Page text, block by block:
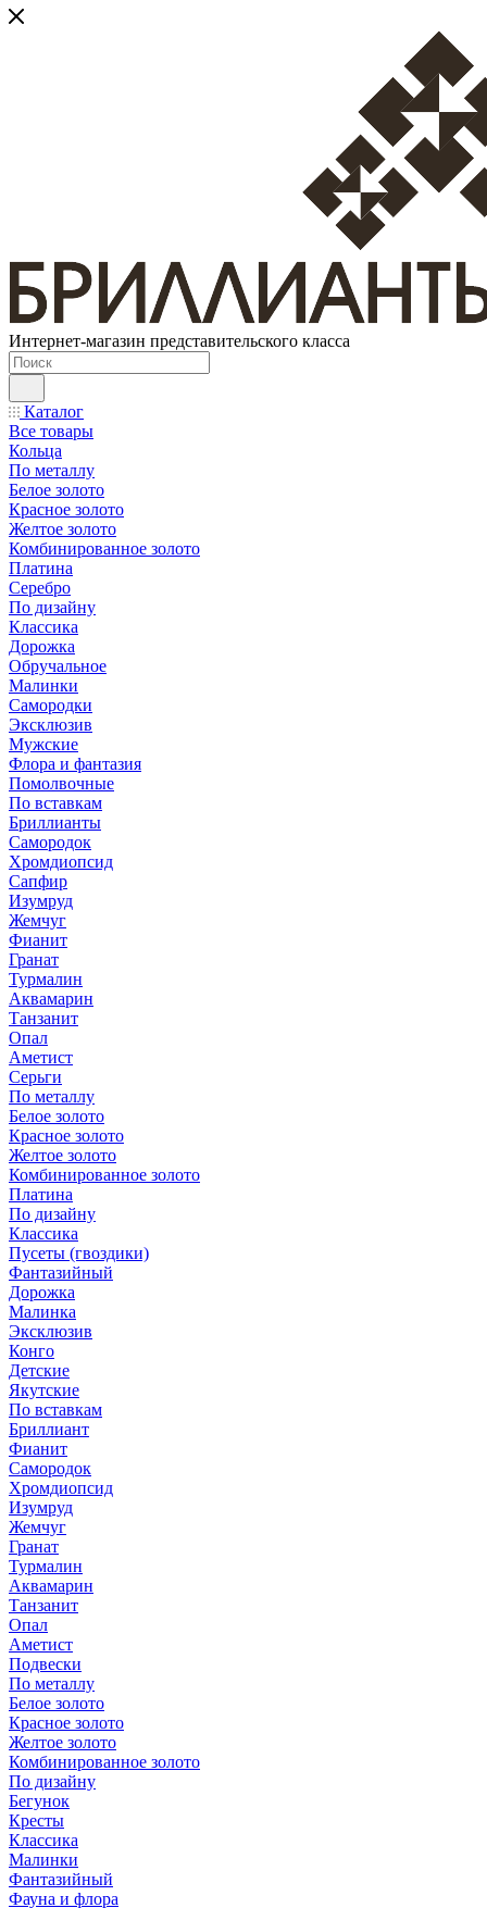
Интернет-магазин представительского класса
Каталог
Все товары
Кольца
По металлу
Белое золото
Красное золото
Желтое золото
Комбинированное золото
Платина
Серебро
По дизайну
Классика
Дорожка
Обручальное
Малинки
Самородки
Эксклюзив
Мужские
Флора и фантазия
Помолвочные
По вставкам
Бриллианты
Самородок
Хромдиопсид
Сапфир
Изумруд
Жемчуг
Фианит
Гранат
Турмалин
Аквамарин
Танзанит
Опал
Аметист
Серьги
По металлу
Белое золото
Красное золото
Желтое золото
Комбинированное золото
Платина
По дизайну
Классика
Пусеты (гвоздики)
Фантазийный
Дорожка
Малинка
Эксклюзив
Конго
Детские
Якутские
По вставкам
Бриллиант
Фианит
Самородок
Хромдиопсид
Изумруд
Жемчуг
Гранат
Турмалин
Аквамарин
Танзанит
Опал
Аметист
Подвески
По металлу
Белое золото
Красное золото
Желтое золото
Комбинированное золото
По дизайну
Бегунок
Кресты
Классика
Малинки
Фантазийный
Фауна и флора